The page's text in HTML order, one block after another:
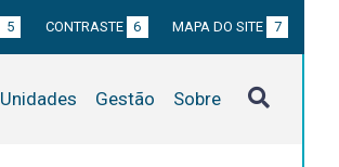
5 CONTRASTE 6 MAPA DO SITE 7
Unidades Gestão Sobre